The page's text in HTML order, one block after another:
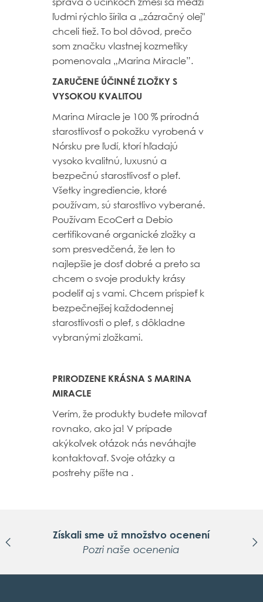
ľudmi rýchlo šírila a „zázračný olej"
chceli tiež. To bol dôvod, prečo
som značku vlastnej kozmetiky
pomenovala „Marina Miracle”.
ZARUČENE ÚČINNÉ ZLOŽKY S
VYSOKOU KVALITOU
Marina Miracle je 100 % prírodná
starostlivosť o pokožku vyrobená v
Nórsku pre ľudí, ktorí hľadajú
vysoko kvalitnú, luxusnú a
bezpečnú starostlivosť o pleť.
Všetky ingrediencie, ktoré
používam, sú starostlivo vyberané.
Používam EcoCert a Debio
certifikované organické zložky a
som presvedčená, že len to
najlepšie je dosť dobré a preto sa
chcem o svoje produkty krásy
podeliť aj s vami. Chcem prispieť k
bezpečnejšej každodennej
starostlivosti o pleť, s dôkladne
vybranými zložkami.
PRIRODZENE KRÁSNA S MARINA
MIRACLE
Verím, že produkty budete milovať
rovnako, ako ja! V prípade
akýkoľvek otázok nás neváhajte
kontaktovať. Svoje otázky a
postrehy píšte na .
Získali sme už množstvo ocenení
Pozri naše ocenenia